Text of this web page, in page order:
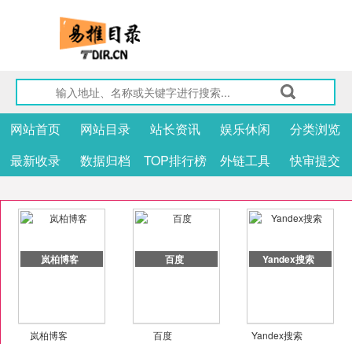
网站首页 网站目录 站长资讯 娱乐休闲
分类浏览
最新收录
数据归档 TOP排行榜 外链工具 快审提交
岚柏博客
岚柏博客
百度
百度
Yandex搜索
Yandex搜索